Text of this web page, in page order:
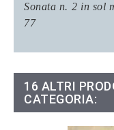
Sonata n. 2 in sol
77
16 ALTRI
CATEGORIA: